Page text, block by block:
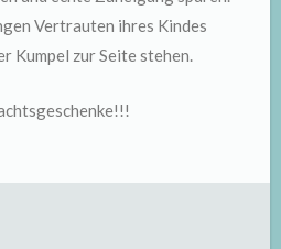
Vertrauten ihres Kindes
Kumpel zur Seite stehen.